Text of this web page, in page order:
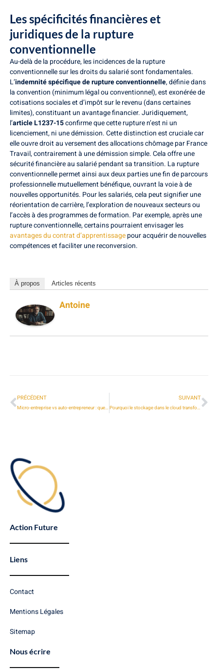
Les spécificités financières et
juridiques de la rupture
conventionnelle
Au-delà de la procédure, les incidences de la rupture
conventionnelle sur les droits du salarié sont fondamentales.
L’indemnité spécifique de rupture conventionnelle, définie dans
la convention (minimum légal ou conventionnel), est exonérée de
cotisations sociales et d’impôt sur le revenu (dans certaines
limites), constituant un avantage financier. Juridiquement,
l’article L1237-15confirme que cette rupture n’est ni un
licenciement, ni une démission. Cette distinction est cruciale car
elle ouvre droit au versement des allocations chômage par France
Travail, contrairement à une démission simple. Cela offre une
sécurité financière au salarié pendant sa transition. La rupture
conventionnelle permet ainsi aux deux parties une fin de parcours
professionnelle mutuellement bénéfique, ouvrant la voie à de
nouvelles opportunités. Pour les salariés, cela peut signifier une
réorientation de carrière, l’exploration de nouveaux secteurs ou
l’accès à des programmes de formation. Par exemple, après une
rupture conventionnelle, certains pourraient envisager les
avantages du contrat d’apprentissagepour acquérir de nouvelles
compétences et faciliter une reconversion.
À propos Articles récents
Antoine
PRÉCÉDENT
Micro-entreprise vs auto-entrepreneur : quel statut choisir pour se lancer ?
SUIVANT
Pourquoi le stockage dans le cloud transforme la communication avec les clients et la gestion de projet
Action Future
Liens
Contact
Mentions Légales
Sitemap
Nous écrire